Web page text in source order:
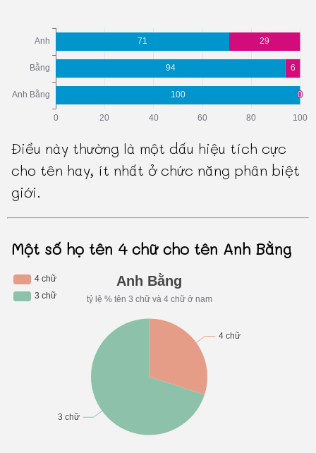
Điều này thường là một dấu hiệu tích cực
cho tên hay, ít nhất ở chức năng phân biệt
giới.
Một số họ tên 4 chữ cho tên Anh Bằng